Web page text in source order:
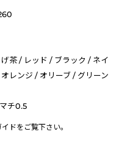
茶 / レッド / ブラック / ネイ
レンジ / オリーブ / グリーン
チ0.5
ドをご覧下さい。